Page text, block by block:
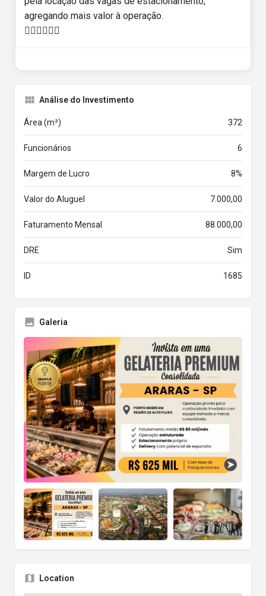
agregando mais valor à operação.

Análise do Investimento
Área (m²) 372
Funcionários 6
Margem de Lucro 8%
Valor do Aluguel 7.000,00
Faturamento Mensal 88.000,00
DRE Sim
ID 1685
Galeria
Location